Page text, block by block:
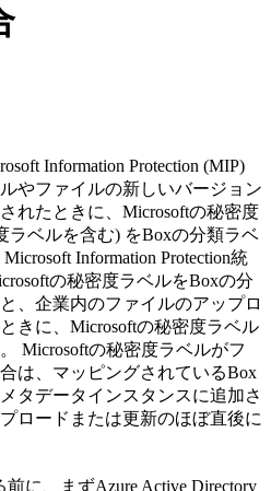
Information Protection (MIP)
やファイルの新しいバージョン
れたときに、Microsoftの秘密度
ラベルを含む) をBoxの分類ラベ
Information Protection統
の秘密度ラベルをBoxの分
、企業内のファイルのアップロ
きに、Microsoftの秘密度ラベル
Microsoftの秘密度ラベルがフ
は、マッピングされているBox
タデータインスタンスに追加さ
ロードまたは更新のほぼ直後に
に、まずAzure Active Directory